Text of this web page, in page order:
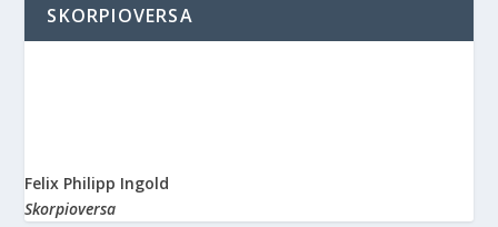
SKORPIOVERSA
Felix Philipp Ingold
Skorpioversa